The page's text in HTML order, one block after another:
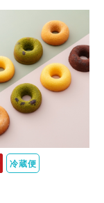
冷蔵便